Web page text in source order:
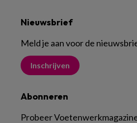
Nieuwsbrief
Meld je aan voor de
Inschrijven
Abonneren
Probeer